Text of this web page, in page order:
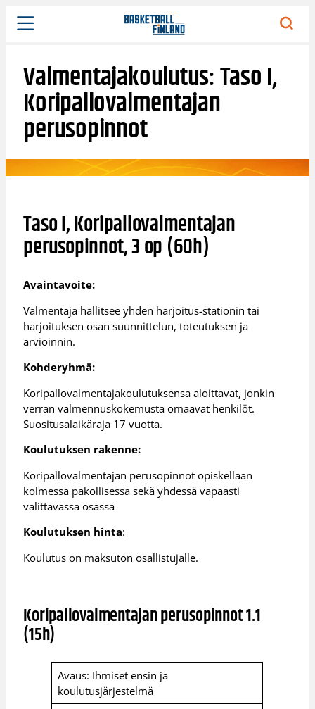
Siirry
sisältöön
Valmentajakoulutus: Taso I,
Koripallovalmentajan
perusopinnot
Taso I, Koripallovalmentajan
perusopinnot, 3 op (60h)
Avaintavoite:
Valmentaja hallitsee yhden harjoitus-stationin tai
harjoituksen osan suunnittelun, toteutuksen ja
arvioinnin.
Kohderyhmä:
Koripallovalmentajakoulutuksensa aloittavat, jonkin
verran valmennuskokemusta omaavat henkilöt.
Suositusalaikäraja 17 vuotta.
Koulutuksen rakenne:
Koripallovalmentajan perusopinnot opiskellaan
kolmessa pakollisessa sekä yhdessä vapaasti
valittavassa osassa
Koulutuksen hinta:
Koulutus on maksuton osallistujalle.
Koripallovalmentajan perusopinnot 1.1
(15h)
Avaus: Ihmiset ensin ja
koulutusjärjestelmä